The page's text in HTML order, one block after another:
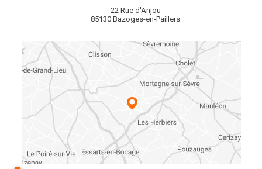
22 Rue d'Anjou
85130 Bazoges-en-Paillers